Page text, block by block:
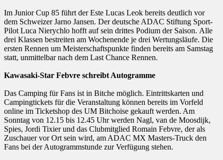
Im Junior Cup 85 führt der Este Lucas Leok bereits deutlich vor
dem Schweizer Jarno Jansen. Der deutsche ADAC Stiftung Sport-
Pilot Luca Nierychlo hofft auf sein drittes Podium der Saison. Alle
drei Klassen bestreiten am Wochenende je drei Wertungsläufe. Die
ersten Rennen um Meisterschaftspunkte finden bereits am Samstag
statt, unmittelbar nach dem Last Chance Rennen.
Kawasaki-Star Febvre schreibt Autogramme
Das Camping für Fans ist in Bitche möglich. Eintrittskarten und
Campingtickets für die Veranstaltung können bereits im Vorfeld
online im Ticketshop des UM Bitchoise gekauft werden. Am
Sonntag von 12.15 bis 12.45 Uhr werden Nagl, van de Moosdijk,
Spies, Jordi Tixier und das Clubmitglied Romain Febvre, der als
Zuschauer vor Ort sein wird, am ADAC MX Masters-Truck den
Fans bei der Autogrammstunde zur Verfügung stehen.